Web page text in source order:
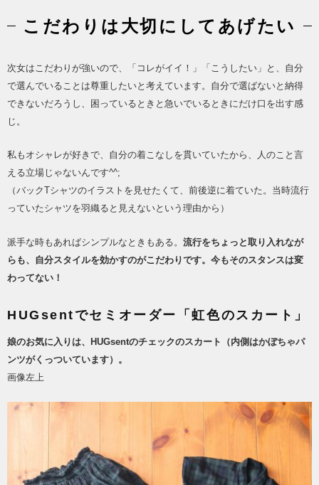
こだわりは大切にしてあげたい
次女はこだわりが強いので、「コレがイイ！」「こうしたい」と、自分
で選んでいることは尊重したいと考えています。 自分で選ばないと納得
できないだろうし、困っているときと急いでいるときにだけ口を出す感
じ。
私もオシャレが好きで、自分の着こなしを貫いていたから、人のこと言
える立場じゃないんです^^;
（バックTシャツのイラストを見せたくて、前後逆に着ていた。当時流行
っていたシャツを羽織ると見えないという理由から）
派手な時もあればシンプルなときもある。 流行をちょっと取り入れなが
らも、自分スタイルを効かすのがこだわりです。 今もそのスタンスは変
わってない！
HUGsent でセミオーダー「虹色のスカート」
娘のお気に入りは、 HUGsentのチェックのスカート（内側はかぼちゃパ
ンツがくっついています）。
画像左上